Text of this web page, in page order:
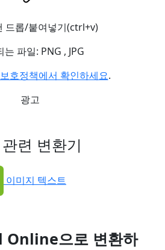
드롭/붙여넣기(ctrl+v)
는 파일: PNG , JPG
호정책에서 확인하세요.
광고
관련 변환기
이미지 텍스트
Online으로 변환하